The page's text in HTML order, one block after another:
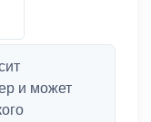
и может